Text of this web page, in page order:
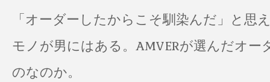
「オーダーしたからこそ馴染んだ」と思
モノが男にはある。AMVERが選んだオー
のなのか。